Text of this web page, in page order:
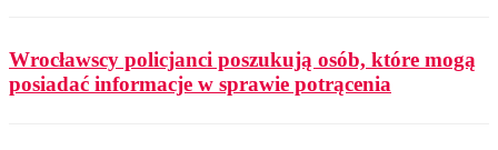
Wrocławscy policjanci poszukują osób, które mogą
posiadać informacje w sprawie potrącenia